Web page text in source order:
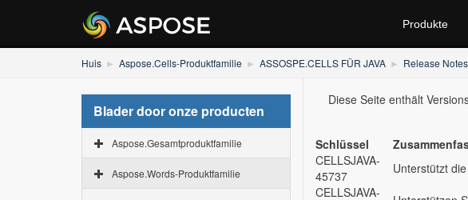
Produkte
Huis Aspose.Cells-Produktfamilie ASSOSPE.CELLS FÜR JAVA Release Notes
Blader door onze producten
Aspose.Gesamtproduktfamilie
Aspose.Words-Produktfamilie
Diese Seite enthält
Schlüssel
CELLSJAVA-
45737
Unterstützt
CELLSJAVA-